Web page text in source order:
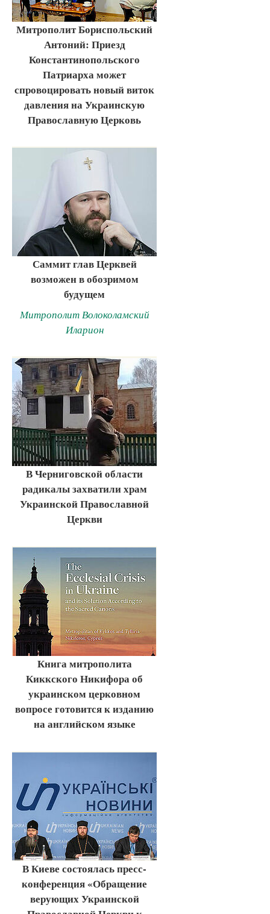
Митрополит Бориспольский
Антоний: Приезд
Константинопольского
Патриарха может
спровоцировать новый виток
давления на Украинскую
Православную Церковь
Саммит глав Церквей
возможен в обозримом
будущем
Митрополит Волоколамский
Иларион
В Черниговской области
радикалы захватили храм
Украинской Православной
Церкви
Книга митрополита
Киккского Никифора об
украинском церковном
вопросе готовится к изданию
на английском языке
В Киеве состоялась пресс-
конференция «Обращение
верующих Украинской